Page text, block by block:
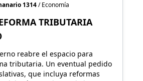
1314/ Economía
TRIBUTARIA
reabre el espacio para
tributaria. Un eventual pedido
que incluya reformas